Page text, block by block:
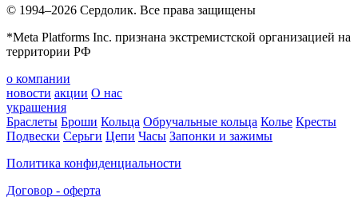
© 1994–2026 Сердолик. Все права защищены
*Meta Platforms Inc. признана экстремистской организацией на
территории РФ
о компании
новости акции О нас
украшения
Браслеты Броши Кольца Обручальные кольца Колье Кресты
Подвески Серьги Цепи Часы Запонки и зажимы
Политика конфиденциальности
Договор - оферта